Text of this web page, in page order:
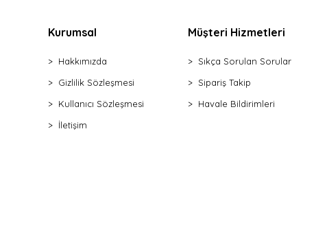
Kurumsal
Hakkımızda
Gizlilik Sözleşmesi
Kullanıcı Sözleşmesi
İletişim
Müşteri Hizmetleri
Sıkça Sorulan Sorular
Sipariş Takip
Havale Bildirimleri